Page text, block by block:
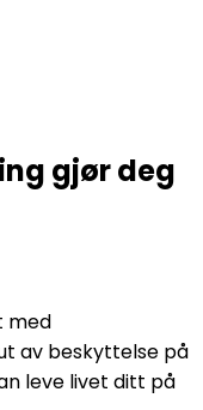
gjør deg
med
av beskyttelse på
leve livet ditt på